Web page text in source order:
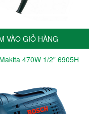
VÀO GIỎ HÀNG
470W 1/2" 6905H